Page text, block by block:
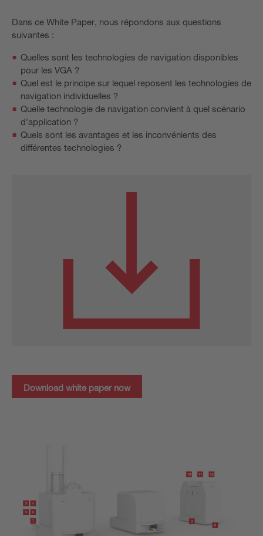
Dans ce White Paper, nous répondons aux questions
suivantes :
Quelles sont les technologies de navigation disponibles
pour les VGA ?
Quel est le principe sur lequel reposent les technologies de
navigation individuelles ?
Quelle technologie de navigation convient à quel scénario
d'application ?
Quels sont les avantages et les inconvénients des
différentes technologies ?
Download white paper now